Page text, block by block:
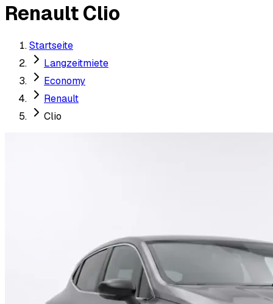
Renault Clio
Startseite
Langzeitmiete
Economy
Renault
Clio